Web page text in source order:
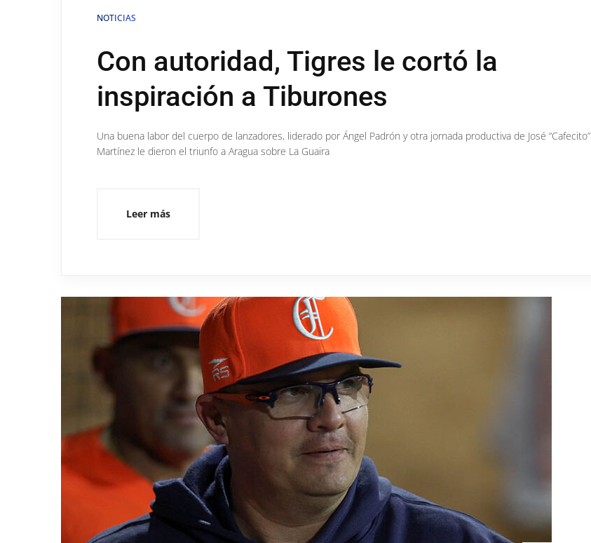
NOTICIAS
Con autoridad, Tigres le cortó la
inspiración a Tiburones
Una buena labor del cuerpo de lanzadores, liderado por Ángel Padrón y otra jornada productiva de José “Cafecito”
Martínez le dieron el triunfo a Aragua sobre La Guaira
Leer más